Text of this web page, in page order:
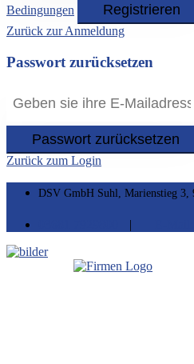
Bedingungen Registrieren
Zurück zur Anmeldung
Passwort zurücksetzen
Passwort zurücksetzen
Zurück zum Login
DSV GmbH Suhl, Marienstieg 3,
|